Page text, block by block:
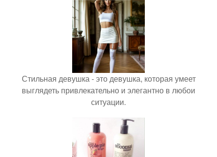
Стильная девушка - это девушка, которая умеет
выглядеть привлекательно и элегантно в любои
ситуации.